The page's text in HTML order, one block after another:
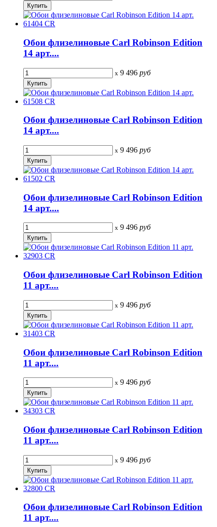
Обои флизелиновые Carl Robinson Edition
14 арт....
x 9 496 руб
Обои флизелиновые Carl Robinson Edition
14 арт....
x 9 496 руб
Обои флизелиновые Carl Robinson Edition
14 арт....
x 9 496 руб
Обои флизелиновые Carl Robinson Edition
11 арт....
x 9 496 руб
Обои флизелиновые Carl Robinson Edition
11 арт....
x 9 496 руб
Обои флизелиновые Carl Robinson Edition
11 арт....
x 9 496 руб
Обои флизелиновые Carl Robinson Edition
11 арт....